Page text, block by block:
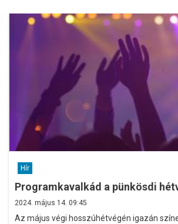
Hír
Programkavalkád a pünkösdi
2024. május 14. 09:45
Az május végi hosszúhétvégén igazán